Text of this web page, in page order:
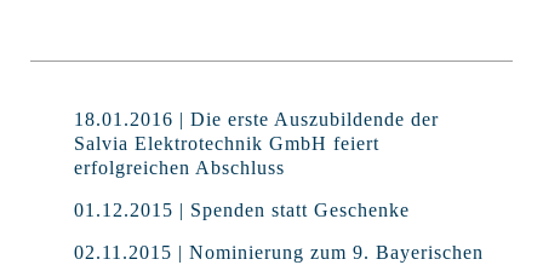
18.01.2016 | Die erste Auszubildende der
Salvia Elektrotechnik GmbH feiert
erfolgreichen Abschluss
01.12.2015 | Spenden statt Geschenke
02.11.2015 | Nominierung zum 9. Bayerischen